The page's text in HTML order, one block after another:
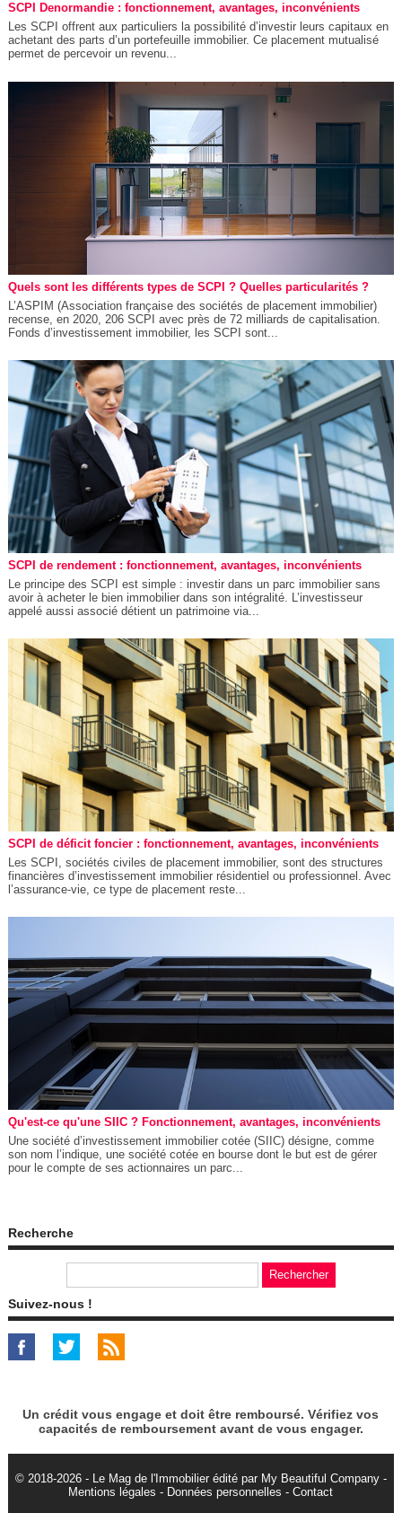
SCPI Denormandie : fonctionnement, avantages, inconvénients
Les SCPI offrent aux particuliers la possibilité d’investir leurs capitaux en
achetant des parts d’un portefeuille immobilier. Ce placement mutualisé
permet de percevoir un revenu...
Quels sont les différents types de SCPI ? Quelles particularités ?
L’ASPIM (Association française des sociétés de placement immobilier)
recense, en 2020, 206 SCPI avec près de 72 milliards de capitalisation.
Fonds d’investissement immobilier, les SCPI sont...
SCPI de rendement : fonctionnement, avantages, inconvénients
Le principe des SCPI est simple : investir dans un parc immobilier sans
avoir à acheter le bien immobilier dans son intégralité. L’investisseur
appelé aussi associé détient un patrimoine via...
SCPI de déficit foncier : fonctionnement, avantages, inconvénients
Les SCPI, sociétés civiles de placement immobilier, sont des structures
financières d’investissement immobilier résidentiel ou professionnel. Avec
l’assurance-vie, ce type de placement reste...
Qu'est-ce qu'une SIIC ? Fonctionnement, avantages, inconvénients
Une société d’investissement immobilier cotée (SIIC) désigne, comme
son nom l’indique, une société cotée en bourse dont le but est de gérer
pour le compte de ses actionnaires un parc...
Recherche
Suivez-nous !
Un crédit vous engage et doit être remboursé. Vérifiez vos
capacités de remboursement avant de vous engager.
© 2018-2026 - Le Mag de l'Immobilier édité par My Beautiful Company -
Mentions légales - Données personnelles -Contact